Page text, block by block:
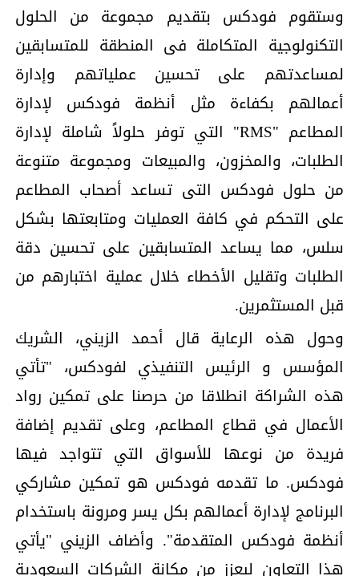
وستقوم فودكس بتقديم مجموعة من الحلول
التكنولوجية المتكاملة فى المنطقة للمتسابقين
لمساعدتهم على تحسين عملياتهم وإدارة
أعمالهم بكفاءة مثل أنظمة فودكس لإدارة
المطاعم "RMS" التي توفر حلولاً شاملة لإدارة
الطلبات، والمخزون، والمبيعات ومجموعة متنوعة
من حلول فودكس التى تساعد أصحاب المطاعم
على التحكم في كافة العمليات ومتابعتها بشكل
سلس، مما يساعد المتسابقين على تحسين دقة
الطلبات وتقليل الأخطاء خلال عملية اختبارهم من
قبل المستثمرين.
وحول هذه الرعاية قال أحمد الزيني، الشريك
المؤسس و الرئيس التنفيذي لفودكس، "تأتي
هذه الشراكة انطلاقا من حرصنا على تمكين رواد
الأعمال في قطاع المطاعم، وعلى تقديم إضافة
فريدة من نوعها للأسواق التي تتواجد فيها
فودكس. ما تقدمه فودكس هو تمكين مشاركي
البرنامج لإدارة أعمالهم بكل يسر ومرونة باستخدام
أنظمة فودكس المتقدمة". وأضاف الزيني "يأتي
هذا التعاون ليعزز من مكانة الشركات السعودية